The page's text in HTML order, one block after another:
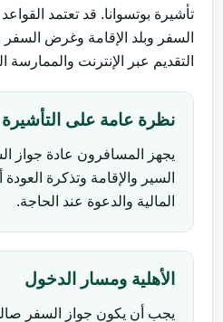
تأشيرة بوتسوانا. قد تعتمد
السفر وبلد الإقامة وغرض السفر
التقديم عبر الإنترنت والممارسة
نظرة عامة على التأشيرة
يجهز المسافرون عادة جواز
السير والإقامة وتذكرة العودة
المالية والدعوة عند الحاجة.
الأهلية ومسار الدخول
يجب أن يكون جواز السفر